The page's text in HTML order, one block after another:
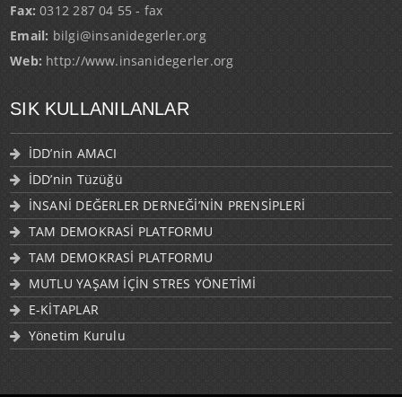
Fax: 0312 287 04 55 - fax
Email: bilgi@insanidegerler.org
Web: http://www.insanidegerler.org
SIK KULLANILANLAR
İDD’nin AMACI
İDD’nin Tüzüğü
İNSANİ DEĞERLER DERNEĞİ’NİN PRENSİPLERİ
TAM DEMOKRASİ PLATFORMU
TAM DEMOKRASİ PLATFORMU
MUTLU YAŞAM İÇİN STRES YÖNETİMİ
E-KİTAPLAR
Yönetim Kurulu